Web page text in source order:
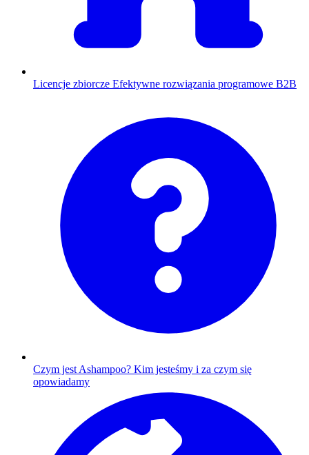
Licencje zbiorcze Efektywne rozwiązania programowe B2B
Czym jest Ashampoo? Kim jesteśmy i za czym się
opowiadamy